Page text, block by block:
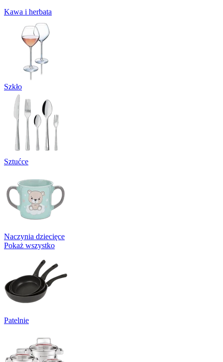
Kawa i herbata
Szkło
Sztućce
Naczynia dziecięce
Pokaż wszystko
Patelnie